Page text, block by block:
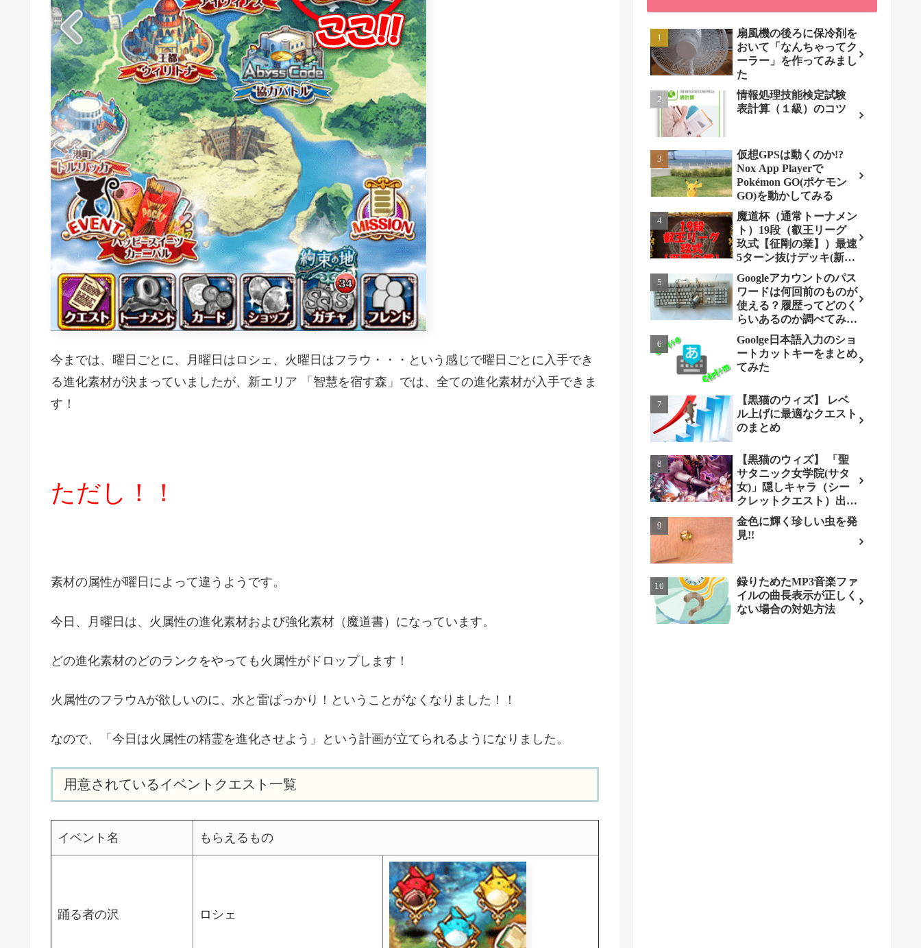
今までは、曜日ごとに、月曜日はロシェ、火曜日はフラウ・・・という感じで曜日ごとに入手でき
る進化素材が決まっていましたが、新エリア 「智慧を宿す森」では、全ての進化素材が入手できま
す！
ただし！！
素材の属性が曜日によって違うようです。
今日、月曜日は、火属性の進化素材および強化素材（魔道書）になっています。
どの進化素材のどのランクをやっても火属性がドロップします！
火属性のフラウAが欲しいのに、水と雷ばっかり！ということがなくなりました！！
なので、「今日は火属性の精霊を進化させよう」という計画が立てられるようになりました。
用意されているイベントクエスト一覧
イベント名 もらえるもの
踊る者の沢 ロシェ
扇風機の後ろに保冷剤を
おいて「なんちゃってク
ーラー」を作ってみまし
た
情報処理技能検定試験
表計算（１級）のコツ
仮想GPSは動くのか!?
Nox App Playerで
Pokémon GO(ポケモン
GO)を動かしてみる
魔道杯（通常トーナメン
ト）19段（叡王リーグ
玖式【征剛の業】）最速
5ターン抜けデッキ(新パ
ターン)!
Googleアカウントのパス
ワードは何回前のものが
使える？履歴ってどのく
らいあるのか調べてみま
した。
Goolge日本語入力のショ
ートカットキーをまとめ
てみた
【黒猫のウィズ】 レベ
ル上げに最適なクエスト
のまとめ
【黒猫のウィズ】 「聖
サタニック女学院(サタ
女)」隠しキャラ（シー
クレットクエスト）出現
条件とは（ノーマル編）
金色に輝く珍しい虫を発
見!!
録りためたMP3音楽ファ
イルの曲長表示が正しく
ない場合の対処方法